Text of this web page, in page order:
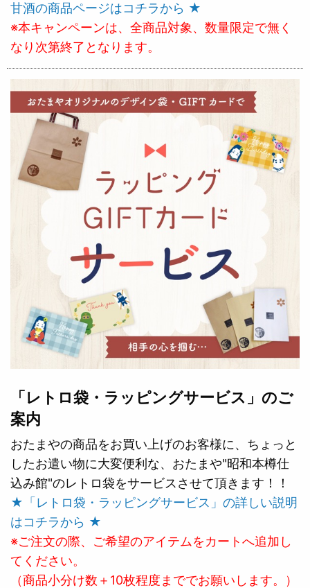
甘酒の商品ページはコチラから ★
※本キャンペーンは、全商品対象、数量限定で無く
なり次第終了となります。
「レトロ袋・ラッピングサービス」のご
案内
おたまやの商品をお買い上げのお客様に、ちょっと
したお遣い物に大変便利な、おたまや"昭和本樽仕
込み館"のレトロ袋をサービスさせて頂きます！！
★「レトロ袋・ラッピングサービス」の詳しい説明
はコチラから ★
※ご注文の際、ご希望のアイテムをカートへ追加し
てください。
（商品小分け数＋10枚程度まででお願いします。）